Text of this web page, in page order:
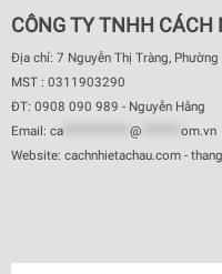
CÔNG TY TNHH CÁCH
Địa chỉ: 7 Nguyễn Thị Tràng, Phường
MST : 0311903290
ĐT: 0908 090 989 - Nguyễn Hằng
Email: ca @
om.vn
Website: cachnhietachau.com -